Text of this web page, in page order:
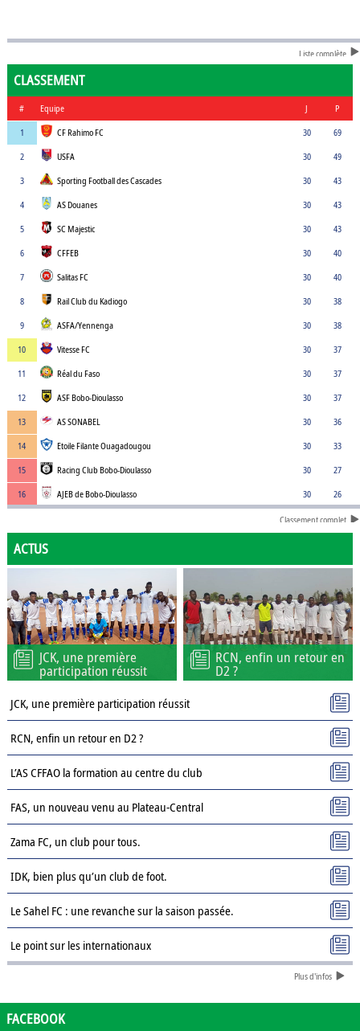
Liste complète
CLASSEMENT
# Equipe J
P
1
CF Rahimo FC 30
69
2
USFA 30
49
3
Sporting Football des Cascades 30
43
4
AS Douanes 30
43
5
SC Majestic 30
43
6
CFFEB 30
40
7
Salitas FC 30
40
8
Rail Club du Kadiogo 30
38
9
ASFA/Yennenga 30
38
10
Vitesse FC 30
37
11
Réal du Faso 30
37
12
ASF Bobo-Dioulasso 30
37
13
AS SONABEL 30
36
14
Etoile Filante Ouagadougou 30
33
15
Racing Club Bobo-Dioulasso 30
27
16
AJEB de Bobo-Dioulasso 30 26
Classement complet
ACTUS
JCK, une première
participation réussit
RCN, enfin un retour en
D2 ?
JCK, une première participation réussit
RCN, enfin un retour en D2 ?
L’AS CFFAO la formation au centre du club
FAS, un nouveau venu au Plateau-Central
Zama FC, un club pour tous.
IDK, bien plus qu’un club de foot.
Le Sahel FC : une revanche sur la saison passée.
Le point sur les internationaux
Présentation des clubs de D3 : ASPC Tenkodogo
Plus d'infos
FACEBOOK